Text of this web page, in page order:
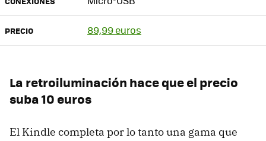
PRECIO 89,99 euros
La retroiluminación hace que el precio
suba 10 euros
El Kindle completa por lo tanto una gama que